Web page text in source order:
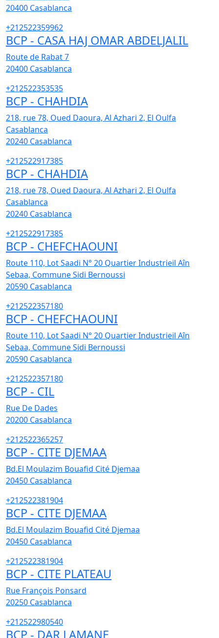
20400 Casablanca
+212522359962
BCP - CASA HAJ OMAR ABDELJALIL
Route de Rabat 7
20400 Casablanca
+212522353535
BCP - CHAHDIA
218, rue 78, Oued Daoura, Al Azhari 2, El Oulfa
Casablanca
20240 Casablanca
+212522917385
BCP - CHAHDIA
218, rue 78, Oued Daoura, Al Azhari 2, El Oulfa
Casablanca
20240 Casablanca
+212522917385
BCP - CHEFCHAOUNI
Route 110, Lot Saadi N° 20 Quartier Industrieil Aîn
Sebaa, Commune Sidi Bernoussi
20590 Casablanca
+212522357180
BCP - CHEFCHAOUNI
Route 110, Lot Saadi N° 20 Quartier Industrieil Aîn
Sebaa, Commune Sidi Bernoussi
20590 Casablanca
+212522357180
BCP - CIL
Rue De Dades
20200 Casablanca
+212522365257
BCP - CITE DJEMAA
Bd.El Moulazim Bouafid Cité Djemaa
20450 Casablanca
+212522381904
BCP - CITE DJEMAA
Bd.El Moulazim Bouafid Cité Djemaa
20450 Casablanca
+212522381904
BCP - CITE PLATEAU
Rue François Ponsard
20250 Casablanca
+212522980540
BCP - DAR LAMANE